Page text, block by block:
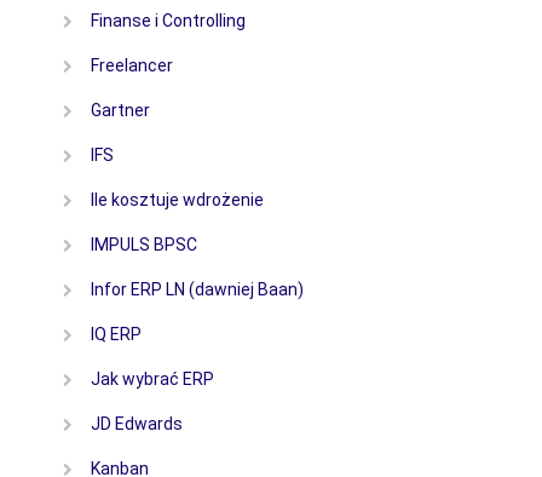
Finanse i Controlling
Freelancer
Gartner
IFS
Ile kosztuje wdrożenie
IMPULS BPSC
Infor ERP LN (dawniej Baan)
IQ ERP
Jak wybrać ERP
JD Edwards
Kanban